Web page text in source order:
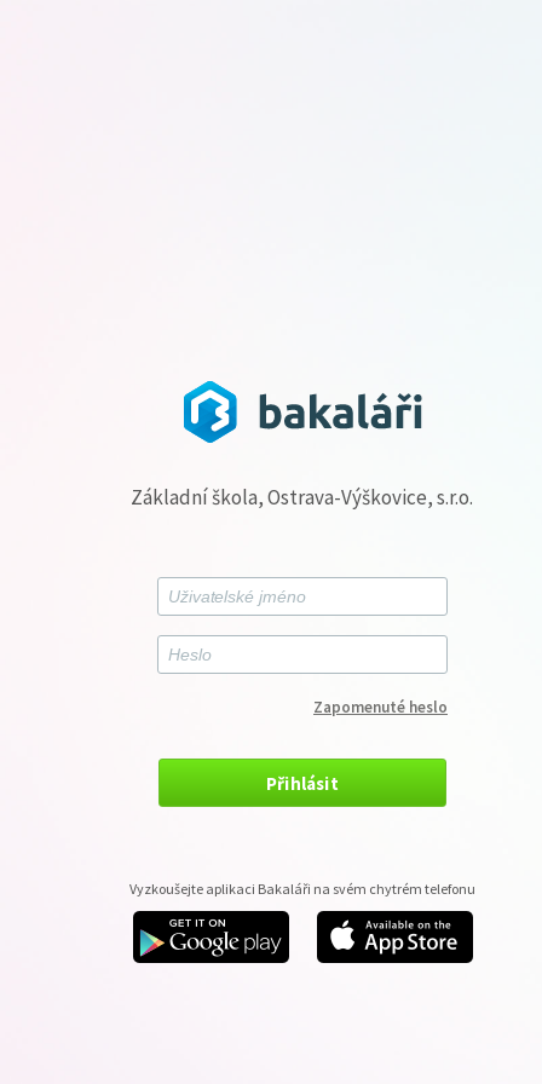
Základní škola, Ostrava-Výškovice, s.r.o.
Zapomenuté heslo
Přihlásit
Vyzkoušejte aplikaci Bakaláři na svém chytrém telefonu